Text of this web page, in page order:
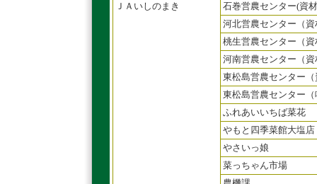
ＪＡいしのまき
石巻営農センター(資
河北営農センター（資
桃生営農センター（資
河南営農センター（資
東松島営農センター（
東松島営農センター
ふれあいいちば菜花
やもと四季菜館大塩店
やさいっ娘
菜っちゃん市場